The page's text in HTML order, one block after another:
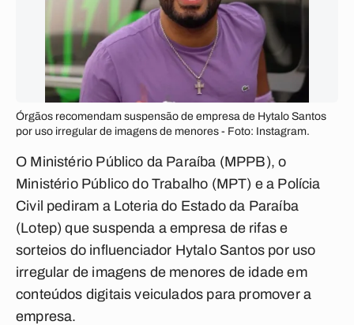
Órgãos recomendam suspensão de empresa de Hytalo Santos
por uso irregular de imagens de menores - Foto: Instagram.
O Ministério Público da Paraíba (MPPB), o
Ministério Público do Trabalho (MPT) e a Polícia
Civil pediram a Loteria do Estado da Paraíba
(Lotep) que suspenda a empresa de rifas e
sorteios do influenciador Hytalo Santos por uso
irregular de imagens de menores de idade em
conteúdos digitais veiculados para promover a
empresa.